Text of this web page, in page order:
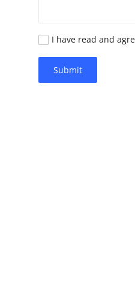
Inovasi Transportasi dan
Pendidikan dan
I have read and
Submit